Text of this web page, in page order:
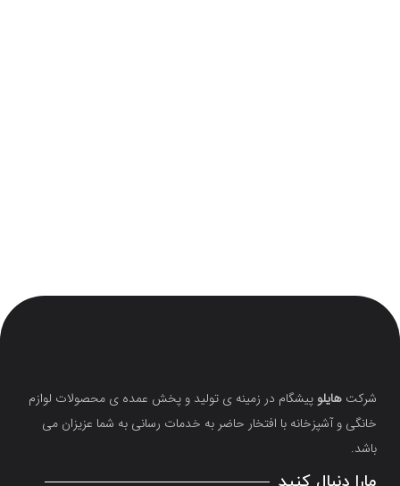
شرکت هایلو پیشگام در زمینه ی تولید و پخش عمده ی محصولات لوازم
خانگی و آشپزخانه با افتخار حاضر به خدمات رسانی به شما عزیزان می
باشد.
مارا دنبال کنید